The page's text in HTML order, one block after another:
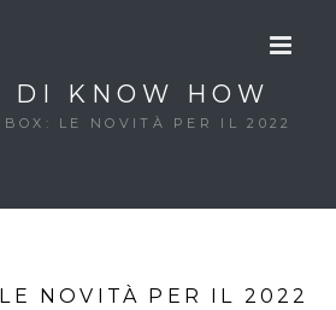
DI KNOW HOW
BOX: LE NOVITÀ PER IL 2022
NOVITÀ PER IL 2022